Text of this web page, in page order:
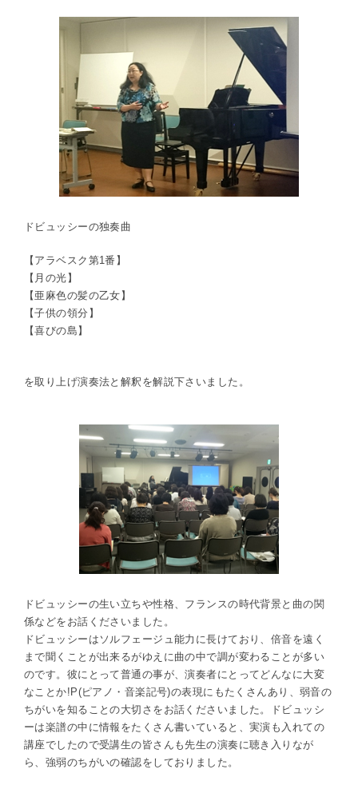
ドビュッシーの独奏曲
【アラベスク第1番】
【月の光】
【亜麻色の髪の乙女】
【子供の領分】
【喜びの島】
を取り上げ演奏法と解釈を解説下さいました。
ドビュッシーの生い立ちや性格、フランスの時代背景と曲の関
係などをお話くださいました。
ドビュッシーはソルフェージュ能力に長けており、倍音を遠く
まで聞くことが出来るがゆえに曲の中で調が変わることが多い
のです。彼にとって普通の事が、演奏者にとってどんなに大変
なことか!P(ピアノ・音楽記号)の表現にもたくさんあり、弱音の
ちがいを知ることの大切さをお話くださいました。ドビュッシ
ーは楽譜の中に情報をたくさん書いていると、実演も入れての
講座でしたので受講生の皆さんも先生の演奏に聴き入りなが
ら、強弱のちがいの確認をしておりました。